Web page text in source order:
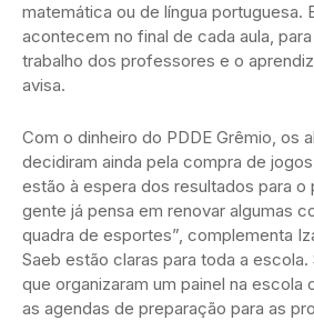
matemática ou de língua portuguesa.
acontecem no final de cada aula,
trabalho dos professores e o
avisa.
Com o dinheiro do PDDE Grêmio, os
decidiram ainda pela compra de
estão à espera dos resultados para o
gente já pensa em renovar algumas
quadra de esportes”, complementa
Saeb estão claras para toda a
que organizaram um painel na
as agendas de preparação para as